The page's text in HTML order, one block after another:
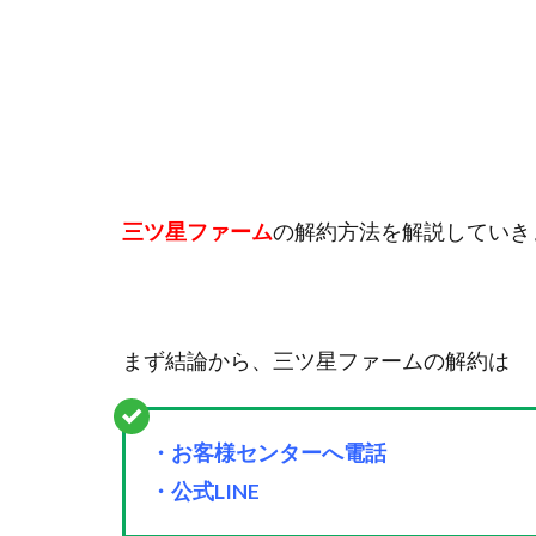
三ツ星ファームの解約方法を解説してい
まず結論から、三ツ星ファームの解約は
・お客様センターへ電話
・公式LINE